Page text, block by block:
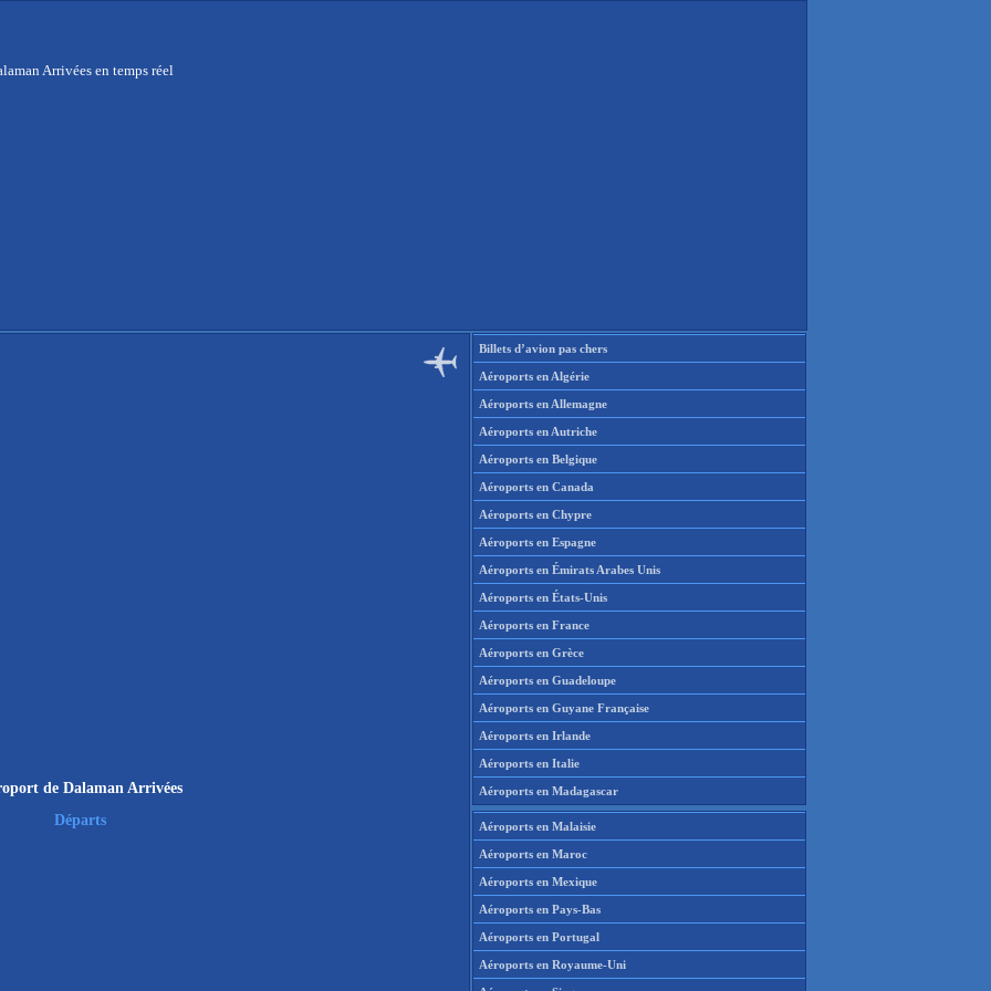
Arrivées en temps réel
de Dalaman Arrivées
Départs
Billets d’avion pas chers
Aéroports en Algérie
Aéroports en Allemagne
Aéroports en Autriche
Aéroports en Belgique
Aéroports en Canada
Aéroports en Chypre
Aéroports en Espagne
Aéroports en Émirats Arabes Unis
Aéroports en États-Unis
Aéroports en France
Aéroports en Grèce
Aéroports en Guadeloupe
Aéroports en Guyane Française
Aéroports en Irlande
Aéroports en Italie
Aéroports en Madagascar
Aéroports en Malaisie
Aéroports en Maroc
Aéroports en Mexique
Aéroports en Pays-Bas
Aéroports en Portugal
Aéroports en Royaume-Uni